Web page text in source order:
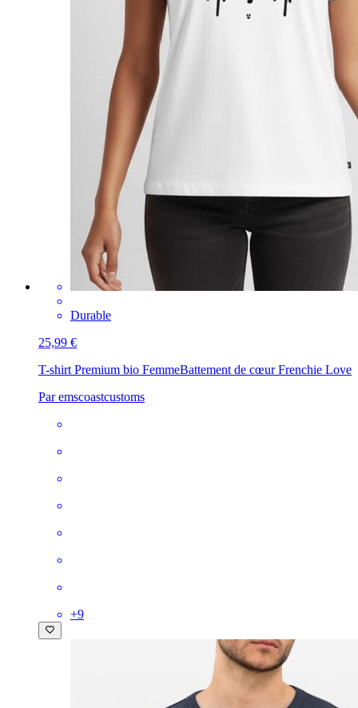
Durable
25,99 €
T-shirt Premium bio FemmeBattement de cœur Frenchie Love
Par emscoastcustoms
+9